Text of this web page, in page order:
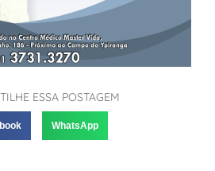
ESSA POSTAGEM
WhatsApp